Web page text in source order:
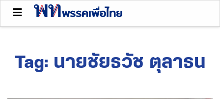
Tag: นายชัยธวัช ตุลาธน